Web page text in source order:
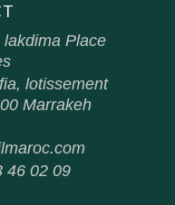
lakdima Place
lotissement
Marrakeh
46 02 09